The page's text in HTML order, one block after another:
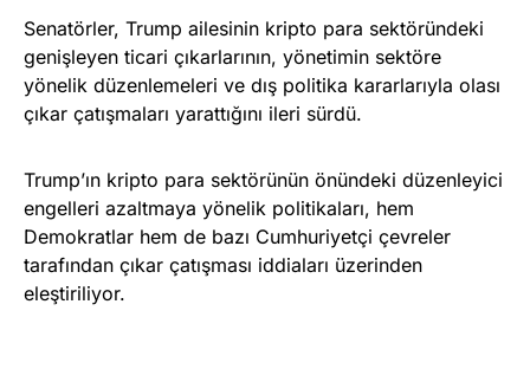
Senatörler, Trump ailesinin kripto para sektöründeki
genişleyen ticari çıkarlarının, yönetimin sektöre
yönelik düzenlemeleri ve dış politika kararlarıyla olası
çıkar çatışmaları yarattığını ileri sürdü.
Trump’ın kripto para sektörünün önündeki düzenleyici
engelleri azaltmaya yönelik politikaları, hem
Demokratlar hem de bazı Cumhuriyetçi çevreler
tarafından çıkar çatışması iddiaları üzerinden
eleştiriliyor.